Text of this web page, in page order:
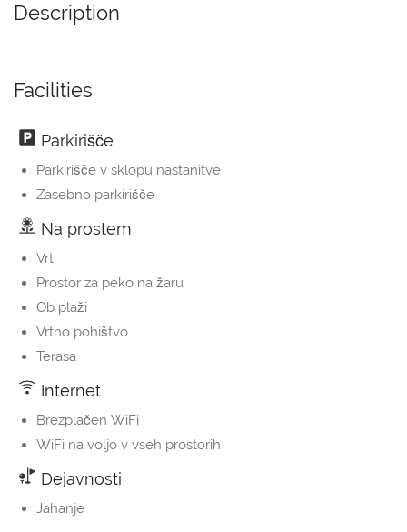
Description
Facilities
Parkirišče
Parkirišče v sklopu nastanitve
Zasebno parkirišče
Na prostem
Vrt
Prostor za peko na žaru
Ob plaži
Vrtno pohištvo
Terasa
Internet
Brezplačen WiFi
WiFi na voljo v vseh prostorih
Dejavnosti
Jahanje